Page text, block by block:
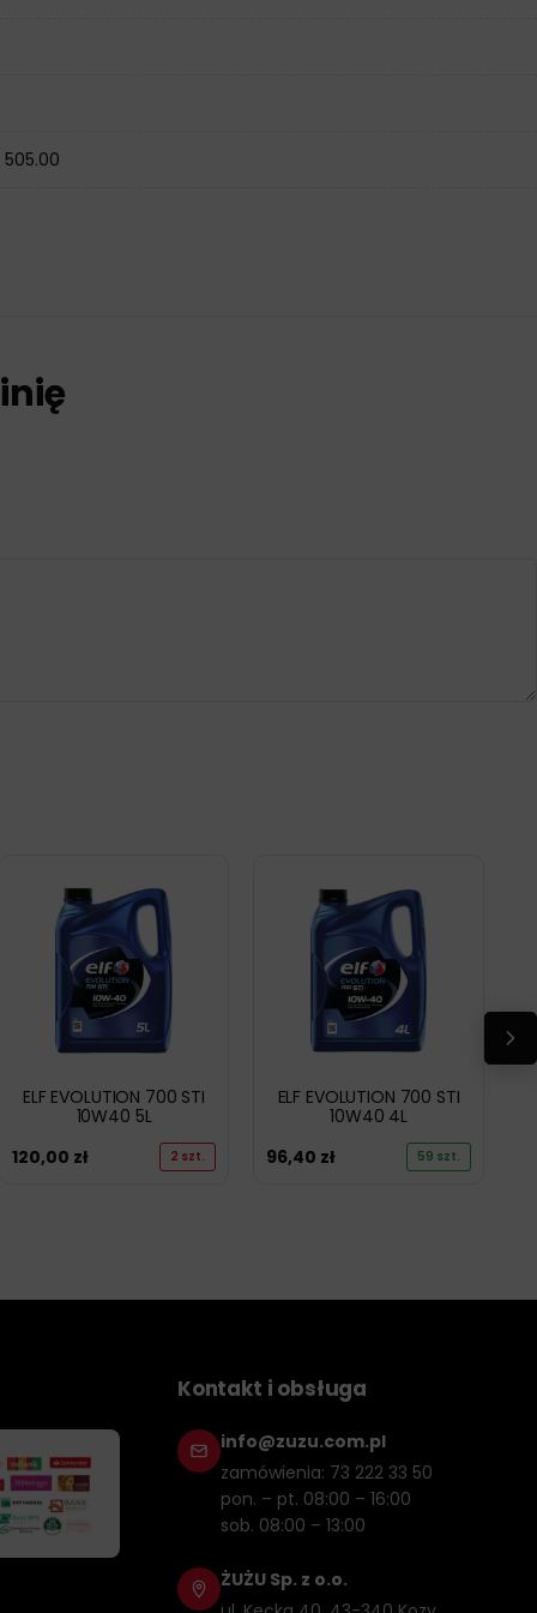
505.00
ELF EVOLUTION 700 STI
10W40 5L
120,00 zł 2 szt.
ELF EVOLUTION 700 STI
10W40 4L
96,40 zł 59 szt.
Kontakt i obsługa
info@zuzu.com.pl
zamówienia: 73 222 33 50
pon. – pt. 08:00 – 16:00
sob. 08:00 – 13:00
ŻUŻU Sp. z o.o.